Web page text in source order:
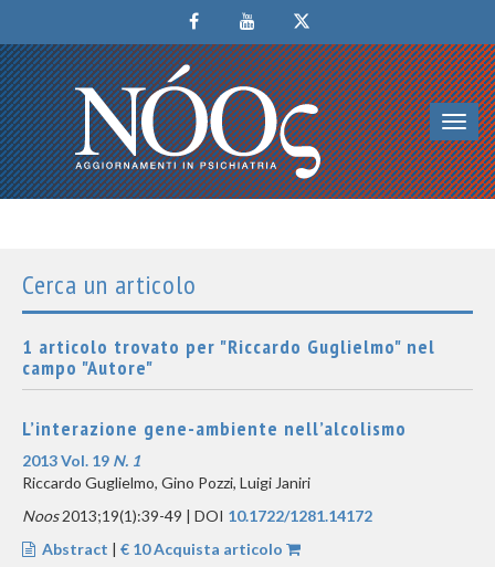
Cerca un articolo
1 articolo trovato per "Riccardo Guglielmo" nel
campo "Autore"
L’interazione gene-ambiente nell’alcolismo
2013 Vol. 19 N. 1
Riccardo Guglielmo, Gino Pozzi, Luigi Janiri
Noos2013;19(1):39-49 | DOI 10.1722/1281.14172
Abstract | € 10 Acquista articolo